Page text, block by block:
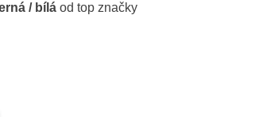
/ bílá od top značky